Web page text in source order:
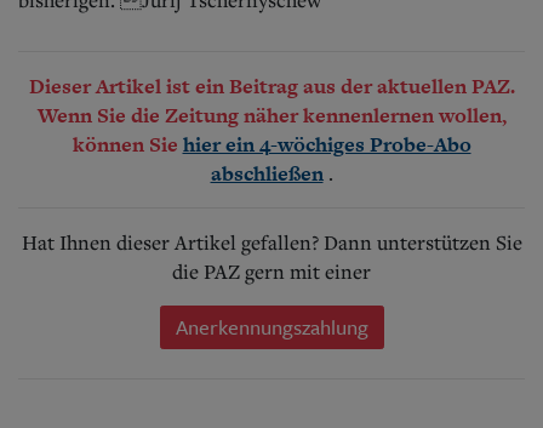
Dieser Artikel ist ein Beitrag aus der aktuellen PAZ.
Wenn Sie die Zeitung näher kennenlernen wollen,
können Sie hier ein 4-wöchiges Probe-Abo
abschließen .
Hat Ihnen dieser Artikel gefallen? Dann unterstützen Sie
die PAZ gern mit einer
Anerkennungszahlung